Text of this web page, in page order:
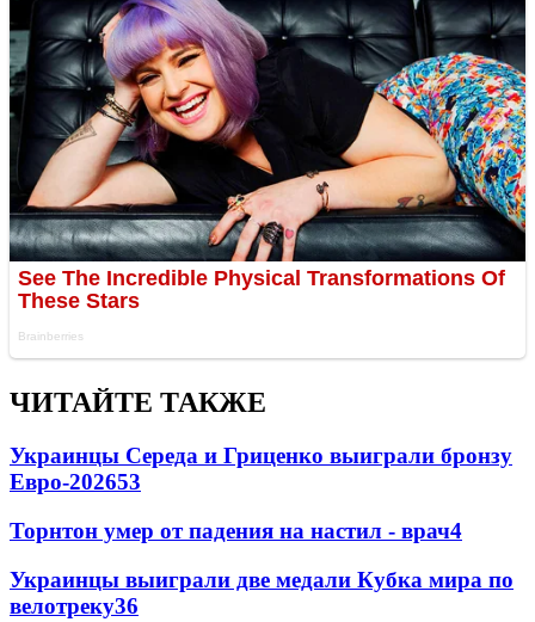
ЧИТАЙТЕ ТАКЖЕ
Украинцы Середа и Гриценко выиграли бронзу
Евро-202653
Торнтон умер от падения на настил - врач4
Украинцы выиграли две медали Кубка мира по
велотреку36